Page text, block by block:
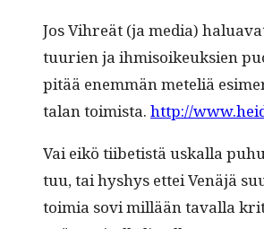
Jos Vihreät (ja media)
tuurien ja ihmisoikeuk­sien
pitää enem­män meteliä
ta­lan toimista. http://
Vai eikö tiibetistä uskalla
tuu, tai hyshys ettei Venäjä
toimia sovi mil­lään taval­la